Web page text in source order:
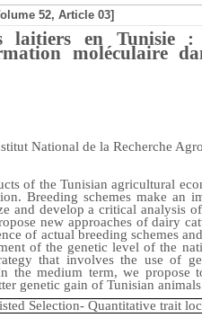
52, Article 03]
laitiers en Tunisie
moléculaire
National de la Recherche
of the Tunisian agricultural
Breeding schemes make an
and develop a critical analysis
new approaches of dairy
of actual breeding schemes
of the genetic level of the
that involves the use of
the medium term, we propose
genetic gain of Tunisian
Selection- Quantitative trait